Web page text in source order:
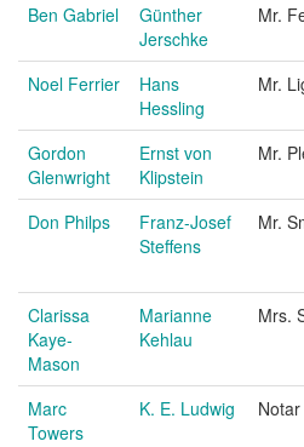
Ben Gabriel
Günther
Jerschke
Mr.
Noel Ferrier
Hans
Hessling
Mr.
Gordon
Glenwright
Ernst von
Klipstein
Mr.
Don Philps
Franz-Josef
Steffens
Mr.
Clarissa
Kaye-
Mason
Marianne
Kehlau
Mrs.
Marc
Towers
K. E. Ludwig Notar